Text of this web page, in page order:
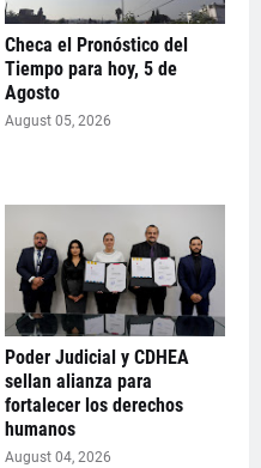
Checa el Pronóstico del
Tiempo para hoy, 5 de
Agosto
August 05, 2026
Poder Judicial y CDHEA
sellan alianza para
fortalecer los derechos
humanos
August 04, 2026